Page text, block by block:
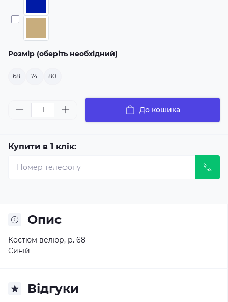
Розмір (оберіть необхідний)
68 74 80
До кошика
Купити в 1 клік:
Опис
Костюм велюр, р. 68
Синій
Відгуки